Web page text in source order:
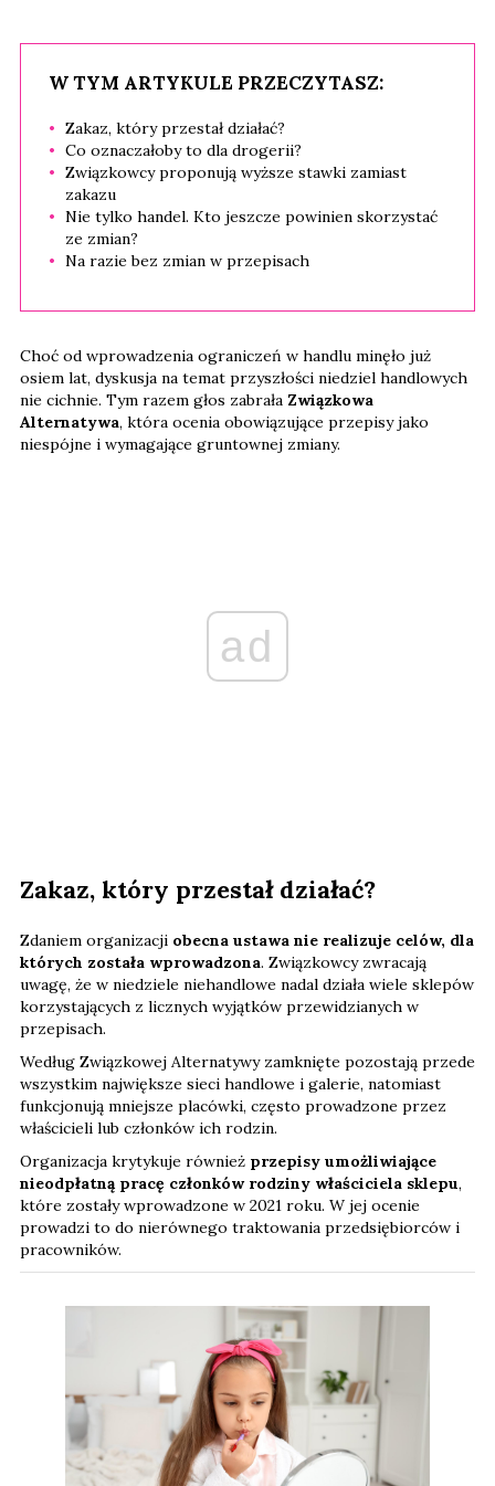
W TYM ARTYKULE PRZECZYTASZ:
Zakaz, który przestał działać?
Co oznaczałoby to dla drogerii?
Związkowcy proponują wyższe stawki zamiast
zakazu
Nie tylko handel. Kto jeszcze powinien skorzystać
ze zmian?
Na razie bez zmian w przepisach
Choć od wprowadzenia ograniczeń w handlu minęło już
osiem lat, dyskusja na temat przyszłości niedziel handlowych
nie cichnie. Tym razem głos zabrała Związkowa
Alternatywa, która ocenia obowiązujące przepisy jako
niespójne i wymagające gruntownej zmiany.
ad
Zakaz, który przestał działać?
Zdaniem organizacji obecna ustawa nie realizuje celów, dla
których została wprowadzona. Związkowcy zwracają
uwagę, że w niedziele niehandlowe nadal działa wiele sklepów
korzystających z licznych wyjątków przewidzianych w
przepisach.
Według Związkowej Alternatywy zamknięte pozostają przede
wszystkim największe sieci handlowe i galerie, natomiast
funkcjonują mniejsze placówki, często prowadzone przez
właścicieli lub członków ich rodzin.
Organizacja krytykuje również przepisy umożliwiające
nieodpłatną pracę członków rodziny właściciela sklepu,
które zostały wprowadzone w 2021 roku. W jej ocenie
prowadzi to do nierównego traktowania przedsiębiorców i
pracowników.